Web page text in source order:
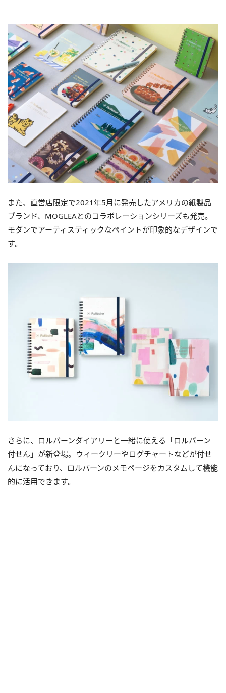
また、直営店限定で2021年5月に発売したアメリカの紙製品
ブランド、MOGLEAとのコラボレーションシリーズも発売。
モダンでアーティスティックなペイントが印象的なデザインで
す。
さらに、ロルバーンダイアリーと一緒に使える「ロルバーン
付せん」が新登場。ウィークリーやログチャートなどが付せ
んになっており、ロルバーンのメモページをカスタムして機能
的に活用できます。